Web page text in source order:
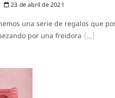
23 de abril de 2021
una serie de regalos que
por una freidora